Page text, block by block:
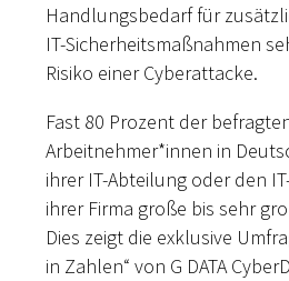
Handlungsbedarf für
IT-Sicherheitsmaßnahmen
Risiko einer Cyberattacke.
Fast 80 Prozent der
Arbeitnehmer*innen in
ihrer IT-Abteilung oder den
ihrer Firma große bis sehr
Dies zeigt die exklusive
in Zahlen“ von G DATA